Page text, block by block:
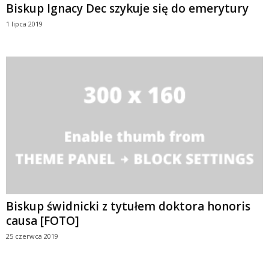
Biskup Ignacy Dec szykuje się do emerytury
1 lipca 2019
Biskup świdnicki z tytułem doktora honoris
causa [FOTO]
25 czerwca 2019